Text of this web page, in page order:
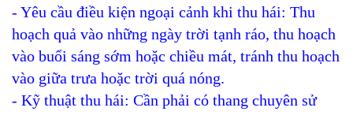
- Yêu cầu điều kiện ngoại cảnh khi thu hái: Thu
hoạch quả vào những ngày trời tạnh ráo, thu hoạch
vào buổi sáng sớm hoặc chiều mát, tránh thu hoạch
vào giữa trưa hoặc trời quá nóng.
- Kỹ thuật thu hái: Cần phải có thang chuyên sử